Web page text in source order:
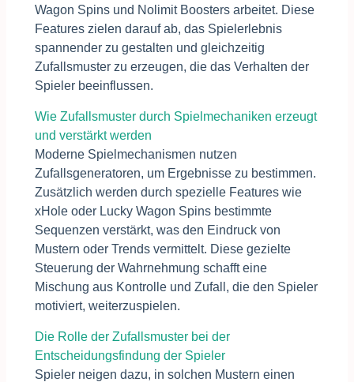
Wagon Spins und Nolimit Boosters arbeitet. Diese
Features zielen darauf ab, das Spielerlebnis
spannender zu gestalten und gleichzeitig
Zufallsmuster zu erzeugen, die das Verhalten der
Spieler beeinflussen.
Wie Zufallsmuster durch Spielmechaniken erzeugt
und verstärkt werden
Moderne Spielmechanismen nutzen
Zufallsgeneratoren, um Ergebnisse zu bestimmen.
Zusätzlich werden durch spezielle Features wie
xHole oder Lucky Wagon Spins bestimmte
Sequenzen verstärkt, was den Eindruck von
Mustern oder Trends vermittelt. Diese gezielte
Steuerung der Wahrnehmung schafft eine
Mischung aus Kontrolle und Zufall, die den Spieler
motiviert, weiterzuspielen.
Die Rolle der Zufallsmuster bei der
Entscheidungsfindung der Spieler
Spieler neigen dazu, in solchen Mustern einen